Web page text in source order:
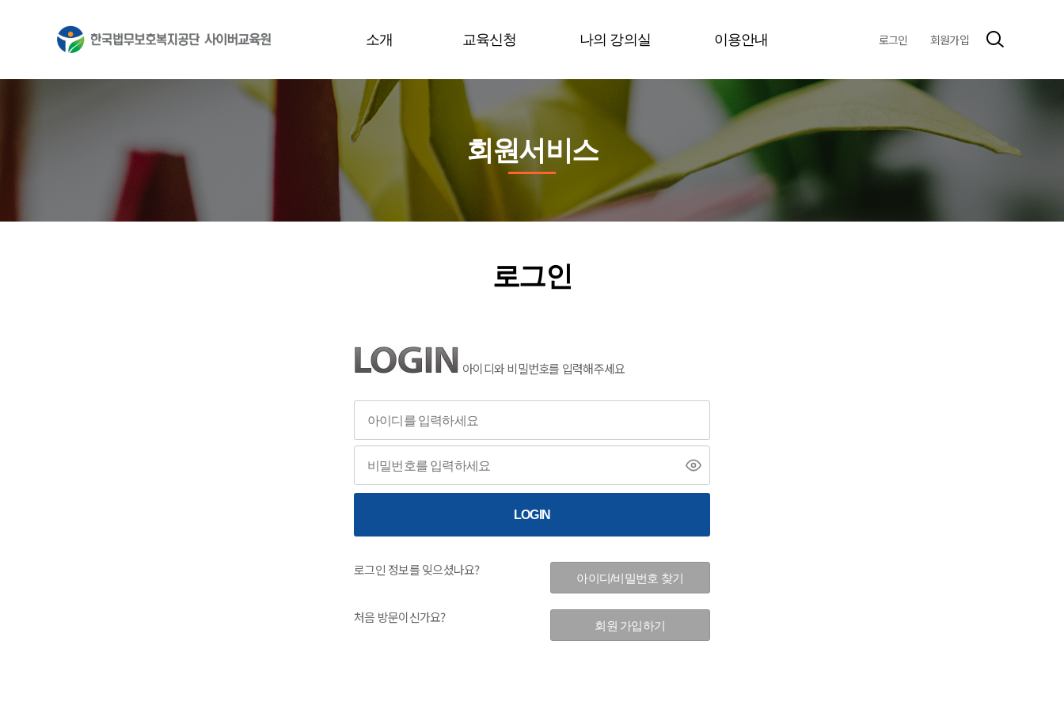
로그인 회원가입
소개 교육신청 나의 강의실 이용안내
회원서비스
로그인
아이디와 비밀번호를 입력해주세요
로그인 정보를 잊으셨나요?
처음 방문이신가요?